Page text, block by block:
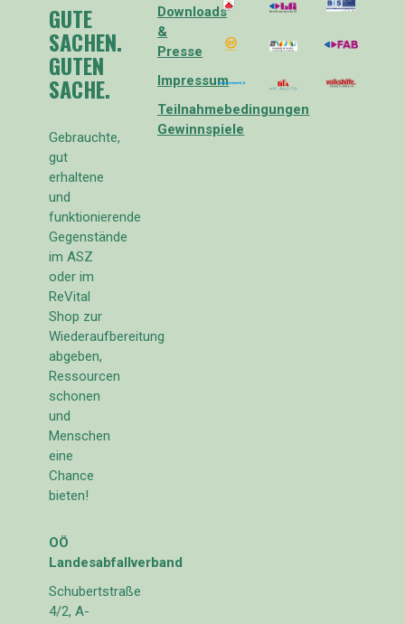
GUTE
SACHEN.
GUTEN
SACHE.
Gebrauchte,
gut
erhaltene
und
funktionierende
Gegenstände
im ASZ
oder im
ReVital
Shop zur
Wiederaufbereitung
abgeben,
Ressourcen
schonen
und
Menschen
eine
Chance
bieten!
OÖ
Landesabfallverband
Schubertstraße
4/2, A-
Downloads
&
Presse
Impressum
Teilnahmebedingungen
Gewinnspiele